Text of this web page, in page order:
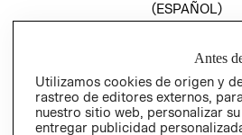
(ESPAÑOL)
Antes
Utilizamos cookies de origen y
rastreo de editores externos,
nuestro sitio web, personalizar
entregar publicidad